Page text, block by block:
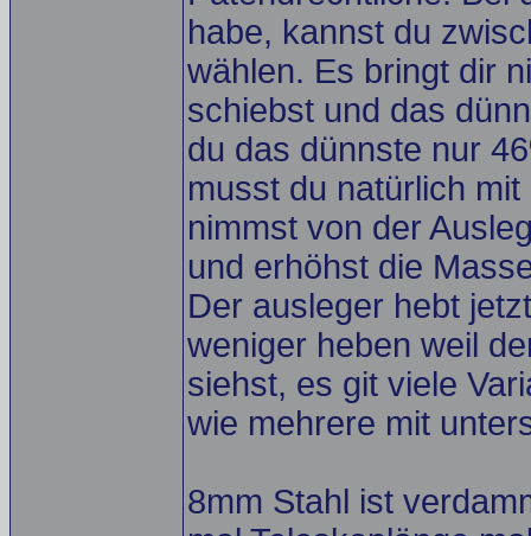
habe, kannst du
wählen. Es bringt dir
schiebst und das
du das dünnste nur
musst du natürlich
nimmst von der
und erhöhst die
Der ausleger hebt
weniger heben weil
siehst, es git viele
wie mehrere mit
8mm Stahl ist